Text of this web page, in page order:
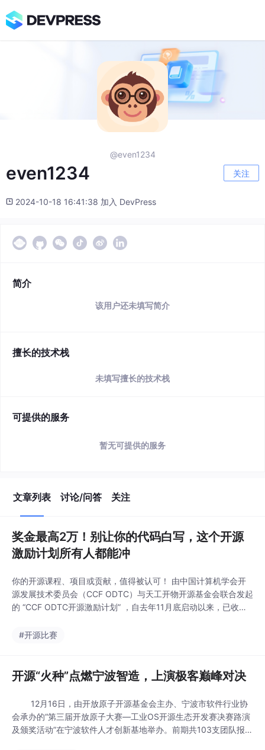
@even1234
even1234 关注
2024-10-18 16:41:38 加入 DevPress
简介
该用户还未填写简介
擅长的技术栈
未填写擅长的技术栈
可提供的服务
暂无可提供的服务
文章列表 讨论/问答 关注
奖金最高2万！别让你的代码白写，这个开源
激励计划所有人都能冲
你的开源课程、项目或贡献，值得被认可！ 由中国计算机学会开
源发展技术委员会（CCF ODTC）与天工开物开源基金会联合发起
的 “CCF ODTC开源激励计划” ，自去年11月底启动以来，已收到
阶段，距离2026年5月30日的申报截止日期，还有最后两个半月
#开源比赛
开源“火种”点燃宁波智造，上演极客巅峰对决
12月16日，由开放原子开源基金会主办、宁波市软件行业协
会承办的“第三届开放原子大赛—工业OS开源生态开发赛决赛路演
及颁奖活动”在宁波软件人才创新基地举办。前期共103支团队报